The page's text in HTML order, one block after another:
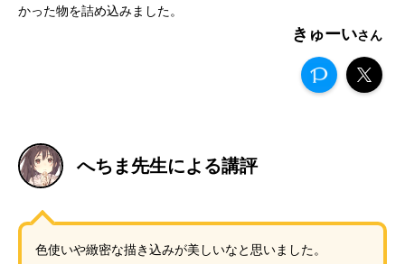
かった物を詰め込みました。
きゅーい
へちま先生による講評
色使いや緻密な描き込みが美しいなと思いました。